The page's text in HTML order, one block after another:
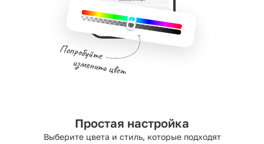
Простая настройка
Выберите цвета и стиль, которые подходят